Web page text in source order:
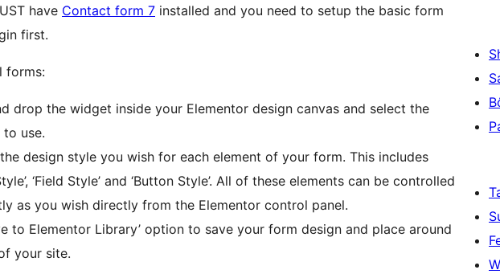
have Contact form 7 installed and you need to setup the basic form
first.
forms:
drop the widget inside your Elementor design canvas and select the
use.
design style you wish for each element of your form. This includes
‘Field Style’ and ‘Button Style’. All of these elements can be controlled
as you wish directly from the Elementor control panel.
to Elementor Library’ option to save your form design and place around
your site.